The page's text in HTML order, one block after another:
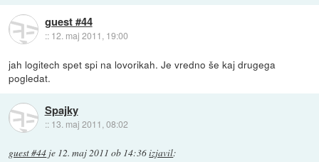
guest #44
:: 12. maj 2011, 19:00
jah logitech spet spi na lovorikah. Je vredno še kaj drugega
pogledat.
Spajky
:: 13. maj 2011, 08:02
guest #44 je 12. maj 2011 ob 14:36izjavil: